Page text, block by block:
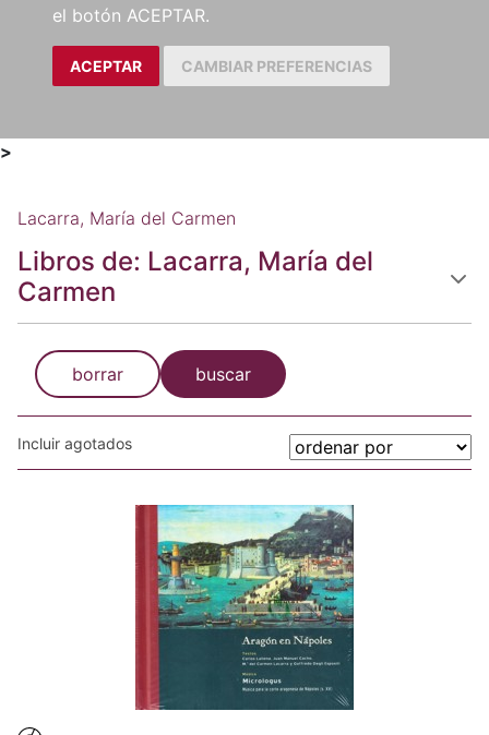
el botón ACEPTAR.
ACEPTAR CAMBIAR PREFERENCIAS
>
Lacarra, María del Carmen
Libros de: Lacarra, María del
Carmen
borrar buscar
Incluir agotados